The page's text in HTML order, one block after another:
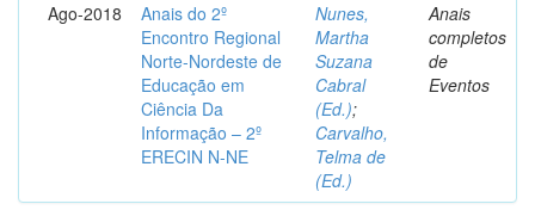
Ago-2018
Anais do 2º
Encontro Regional
Norte-Nordeste de
Educação em
Ciência Da
Informação – 2º
ERECIN N-NE
Nunes,
Martha
Suzana
Cabral
(Ed.);
Carvalho,
Telma de
(Ed.)
Anais
completos
de
Eventos